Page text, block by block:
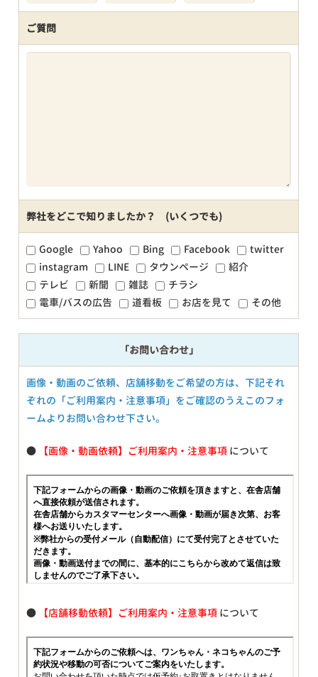
ご質問
弊社をどこで知りましたか？ (いくつでも)
Google Yahoo Bing Facebook
twitter
instagram
LINE タウンページ
紹介
テレビ
新聞 雑誌
チラシ
電車/バスの広告
道看板 お店を見て その他
「お問い合わせ」
画像・動画のご依頼、店舗移動をご希望の方は、下記それ
ぞれの「ご利用案内・注意事項」をご確認のうえこのフォ
ームよりお問い合わせ下さい。
● 【画像・動画依頼】ご利用案内・注意事項 について
● 【店舗移動依頼】ご利用案内・注意事項 について